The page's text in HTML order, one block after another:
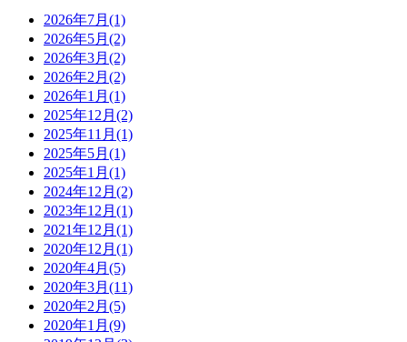
2026年7月(1)
2026年5月(2)
2026年3月(2)
2026年2月(2)
2026年1月(1)
2025年12月(2)
2025年11月(1)
2025年5月(1)
2025年1月(1)
2024年12月(2)
2023年12月(1)
2021年12月(1)
2020年12月(1)
2020年4月(5)
2020年3月(11)
2020年2月(5)
2020年1月(9)